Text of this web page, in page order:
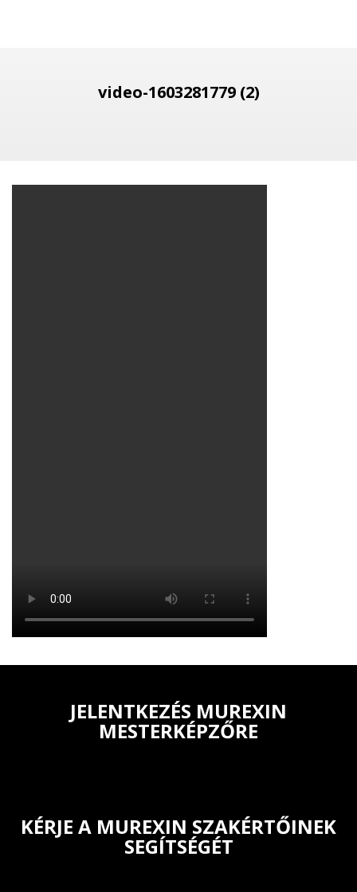
video-1603281779 (2)
JELENTKEZÉS MUREXIN
MESTERKÉPZŐRE
KÉRJE A MUREXIN SZAKÉRTŐINEK
SEGÍTSÉGÉT